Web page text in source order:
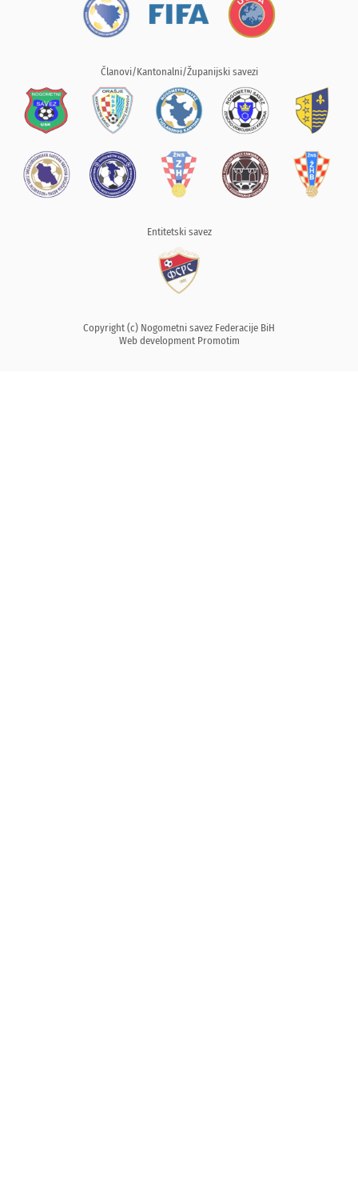
Članovi/Kantonalni/Županijski savezi
Entitetski savez
Copyright (c) Nogometni savez Federacije BiH
Web development Promotim